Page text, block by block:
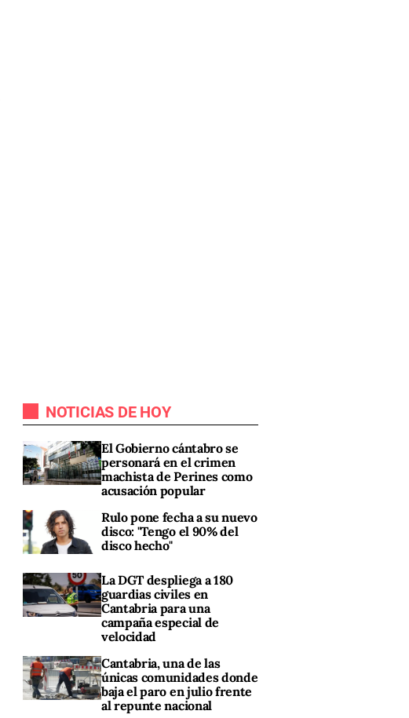
NOTICIAS DE HOY
El Gobierno cántabro se
personará en el crimen
machista de Perines como
acusación popular
Rulo pone fecha a su nuevo
disco: "Tengo el 90% del
disco hecho"
La DGT despliega a 180
guardias civiles en
Cantabria para una
campaña especial de
velocidad
Cantabria, una de las
únicas comunidades donde
baja el paro en julio frente
al repunte nacional